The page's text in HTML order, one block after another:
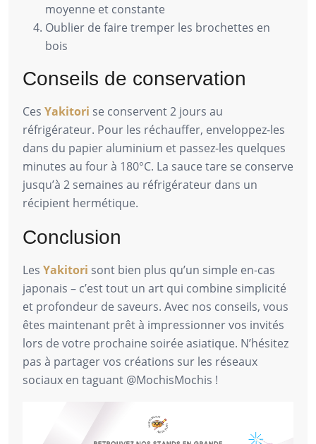
moyenne et constante
Oublier de faire tremper les brochettes en
bois
Conseils de conservation
Ces Yakitori se conservent 2 jours au
réfrigérateur. Pour les réchauffer, enveloppez-les
dans du papier aluminium et passez-les quelques
minutes au four à 180°C. La sauce tare se conserve
jusqu’à 2 semaines au réfrigérateur dans un
récipient hermétique.
Conclusion
Les Yakitori sont bien plus qu’un simple en-cas
japonais – c’est tout un art qui combine simplicité
et profondeur de saveurs. Avec nos conseils, vous
êtes maintenant prêt à impressionner vos invités
lors de votre prochaine soirée asiatique. N’hésitez
pas à partager vos créations sur les réseaux
sociaux en taguant @MochisMochis !